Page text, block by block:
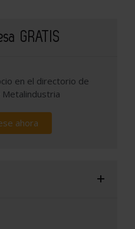
GRATIS
en el directorio de
ahora